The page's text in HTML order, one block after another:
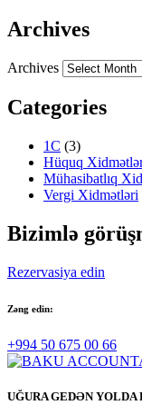
Archives
Archives
Categories
1C (3)
Hüquq
Mühasibatlıq
Vergi Xidmətləri
Bizimlə
Rezervasiya edin
Zəng edin:
+994 50 675 00 66
UĞURA GEDƏN